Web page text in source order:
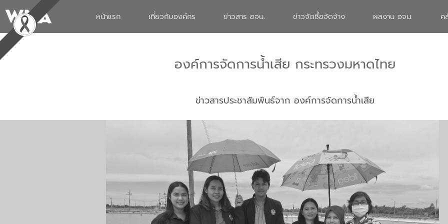
หน้าแรก เกี่ยวกับองค์กร ข่าวสาร อจน. ข่าวจัดซื้อจัดจ้าง ผลงาน อจน. ค
องค์การจัดการน้ำเสีย กระทรวงมหาดไทย
ข่าวสารประชาสัมพันธ์จาก องค์การจัดการน้ำเสีย